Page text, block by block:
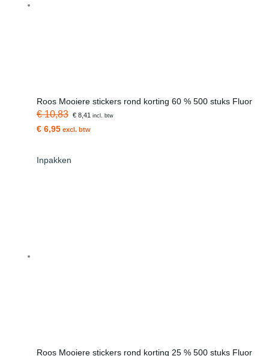
Roos Mooiere stickers rond korting 60 % 500 stuks Fluor
€ 10,83 € 8,41incl. btw
€ 6,95 excl. btw
Inpakken
Roos Mooiere stickers rond korting 25 % 500 stuks Fluor